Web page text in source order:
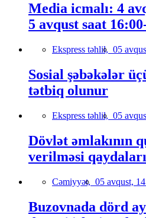
Media icmalı: 4
5 avqust saat
Ekspress təhlil, 05
Sosial şəbəkələr
tətbiq olunur
Ekspress təhlil, 05
Dövlət əmlakının
verilməsi
Cəmiyyət, 05 avqust,
Buzovnada dörd